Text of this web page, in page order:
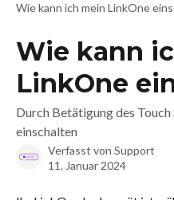
Wie kann ich mein LinkOne
Wie kann
LinkOne
Durch Betätigung des Touch
einschalten
Verfasst von Support
11. Januar 2024